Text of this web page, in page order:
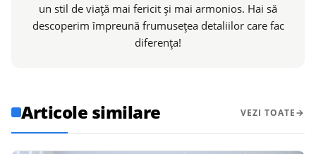
un stil de viață mai fericit și mai armonios. Hai să
descoperim împreună frumusețea detaliilor care fac
diferența!
Articole similare VEZI TOATE